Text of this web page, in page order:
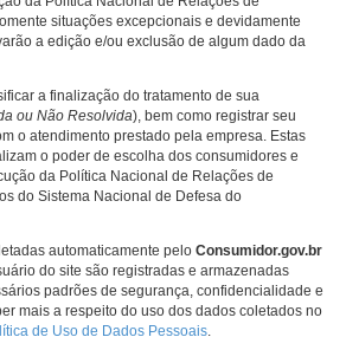
situações excepcionais e devidamente
a edição e/ou exclusão de algum dado da
a finalização do tratamento de sua
ou Não Resolvida), bem como registrar seu
o atendimento prestado pela empresa. Estas
o poder de escolha dos consumidores e
da Política Nacional de Relações de
do Sistema Nacional de Defesa do
automaticamente pelo Consumidor.gov.br
do site são registradas e armazenadas
padrões de segurança, confidencialidade e
mais a respeito do uso dos dados coletados no
de Uso de Dados Pessoais.